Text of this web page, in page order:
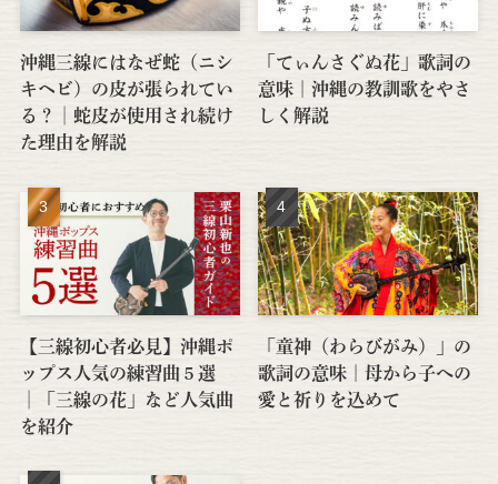
沖縄三線にはなぜ蛇（ニシ
キヘビ）の皮が張られてい
る？│蛇皮が使用され続け
た理由を解説
「てぃんさぐぬ花」歌詞の
意味｜沖縄の教訓歌をやさ
しく解説
【三線初心者必見】沖縄ポ
ップス人気の練習曲５選
│「三線の花」など人気曲
を紹介
「童神（わらびがみ）」の
歌詞の意味｜母から子への
愛と祈りを込めて